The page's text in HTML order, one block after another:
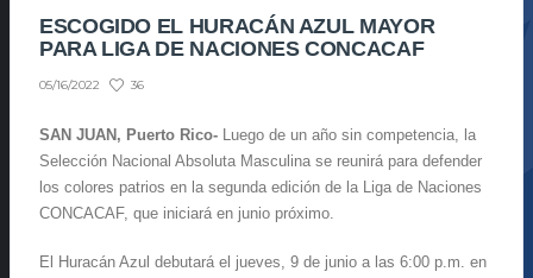
ESCOGIDO EL HURACÁN AZUL MAYOR
PARA LIGA DE NACIONES CONCACAF
05/16/2022 36
SAN JUAN, Puerto Rico- Luego de un año sin competencia, la
Selección Nacional Absoluta Masculina se reunirá para defender
los colores patrios en la segunda edición de la Liga de Naciones
CONCACAF, que iniciará en junio próximo.
El Huracán Azul debutará el jueves, 9 de junio a las 6:00 p.m. en